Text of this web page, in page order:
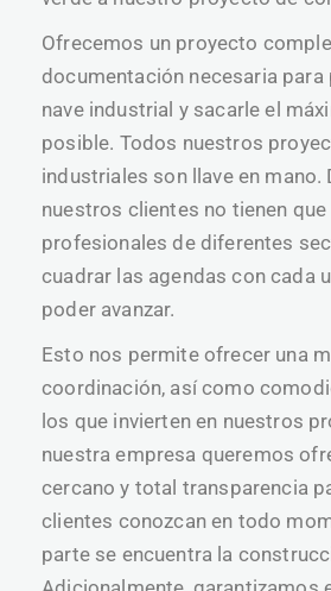
Ofrecemos un proyecto
documentación necesaria
nave industrial y sacarle el
posible. Todos nuestros
industriales son llave en mano.
nuestros clientes no tienen
profesionales de diferentes
cuadrar las agendas con cada
poder avanzar.
Esto nos permite ofrecer una
coordinación, así como
los que invierten en nuestros
nuestra empresa queremos
cercano y total transparencia
clientes conozcan en todo
parte se encuentra la